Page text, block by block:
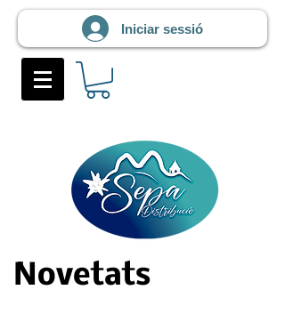
Iniciar sessió
Novetats